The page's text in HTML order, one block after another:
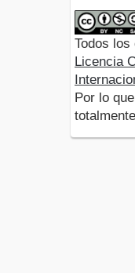
Todos
Licencia
Por lo